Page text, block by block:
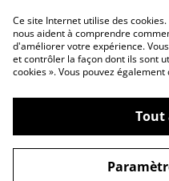
Politique de
confidentialité
©2026Boutique Rebel
Ce site Internet utilise des
nous aident à comprendre
d'améliorer votre expérience.
et contrôler la façon dont ils sont
cookies ». Vous pouvez
Tout